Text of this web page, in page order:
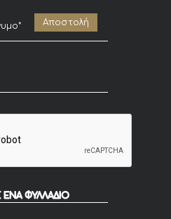
ΕΝΑ ΦΥΛΛΑΔΙΟ